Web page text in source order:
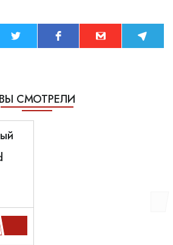
ВЫ СМОТРЕЛИ